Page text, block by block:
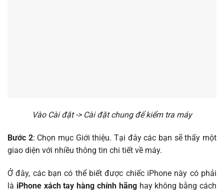
Vào Cài đặt -> Cài đặt chung để kiểm tra máy
Bước 2: Chọn mục Giới thiệu. Tại đây các bạn sẽ thấy một
giao diện với nhiều thông tin chi tiết về máy.
Ở đây, các bạn có thể biết được chiếc iPhone này có phải
là iPhone xách tay hàng chính hãnghay không bằng cách